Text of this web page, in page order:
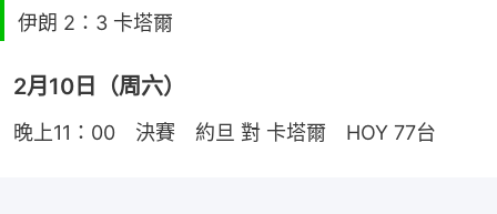
伊朗 2：3 卡塔爾
2月10日（周六）
晚上11：00　決賽　約旦 對 卡塔爾　HOY 77台